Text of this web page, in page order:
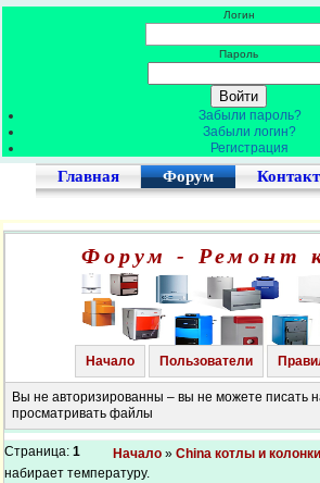
Логин
Пароль
Забыли пароль?
Забыли логин?
Регистрация
Главная Форум
Форум - Ремонт
Начало Пользователи
Вы не авторизированны – вы не можете писать
просматривать файлы
Страница: 1 Начало » China котлы и колонки
набирает температуру.